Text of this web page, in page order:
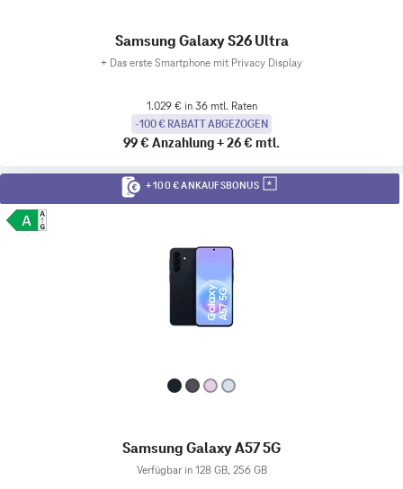
Samsung Galaxy S26 Ultra
+ Das erste Smartphone mit Privacy Display
1.029 € in 36 mtl. Raten
-100 € RABATT ABGEZOGEN
99 € Anzahlung+26 € mtl.
+ 100 € ANKAUFSBONUS
Samsung Galaxy A57 5G
Verfügbar in 128 GB, 256 GB